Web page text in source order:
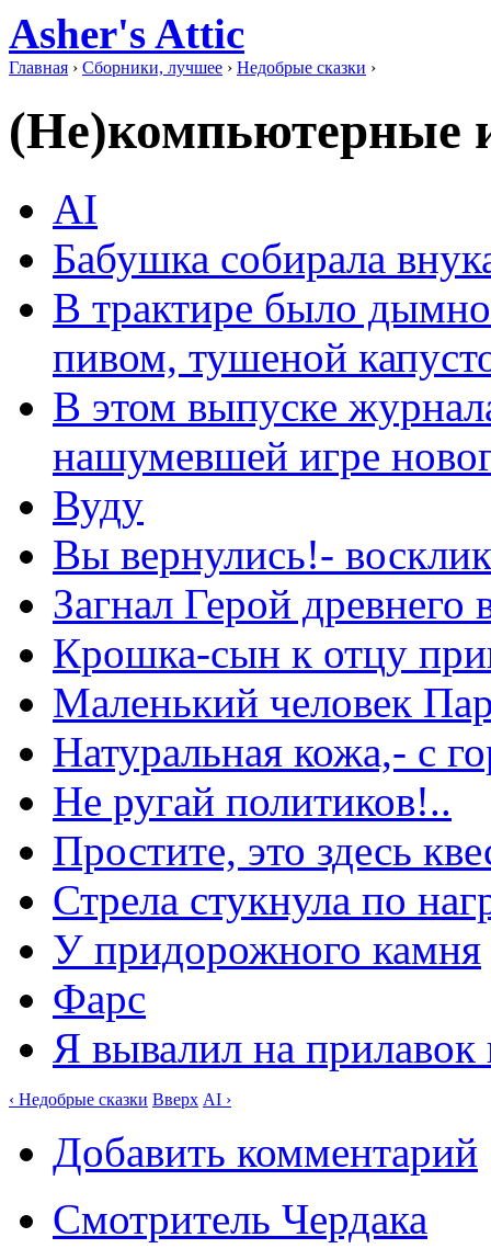
Asher's Attic
Главная › Сборники, лучшее › Недобрые сказки ›
(Не)компьютерные
AI
Бабушка собирала
В трактире было
пивом, тушеной
В этом выпуске
нашумевшей игре
Вуду
Вы вернулись!-
Загнал Герой древнего
Крошка-сын к отцу
Маленький человек
Натуральная кожа,- с
Не ругай политиков!..
Простите, это здесь
Стрела стукнула по
У придорожного камня
Фарс
Я вывалил на прилавок
‹ Недобрые сказки Вверх AI ›
Добавить комментарий
Смотритель Чердака